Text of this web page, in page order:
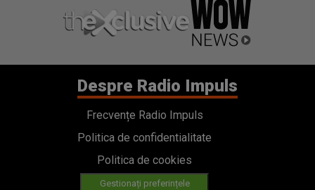
Despre Radio Impuls
Frecvențe Radio Impuls
Politica de confidentialitate
Politica de cookies
Gestionați preferințele